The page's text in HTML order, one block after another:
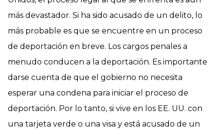
más devastador. Si ha sido acusado de un delito, lo
más probable es que se encuentre en un proceso
de deportación en breve. Los cargos penales a
menudo conducen a la deportación. Es importante
darse cuenta de que el gobierno no necesita
esperar una condena para iniciar el proceso de
deportación. Por lo tanto, si vive en los EE. UU. con
una tarjeta verde o una visa y está acusado de un